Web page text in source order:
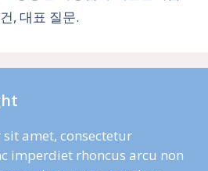
, 대표 질문.
amet, consectetur
imperdiet rhoncus arcu non